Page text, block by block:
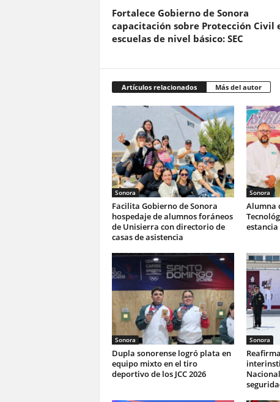
Fortalece Gobierno de Sonora
capacitación sobre Protección Civil
escuelas de nivel básico: SEC
Artículos relacionados Más del autor
Sonora
Facilita Gobierno de Sonora
hospedaje de alumnos foráneos
de Unisierra con directorio de
casas de asistencia
Sonora
Alumna
estancia
Sonora
Dupla sonorense logró plata en
equipo mixto en el tiro
deportivo de los JCC 2026
Sonora